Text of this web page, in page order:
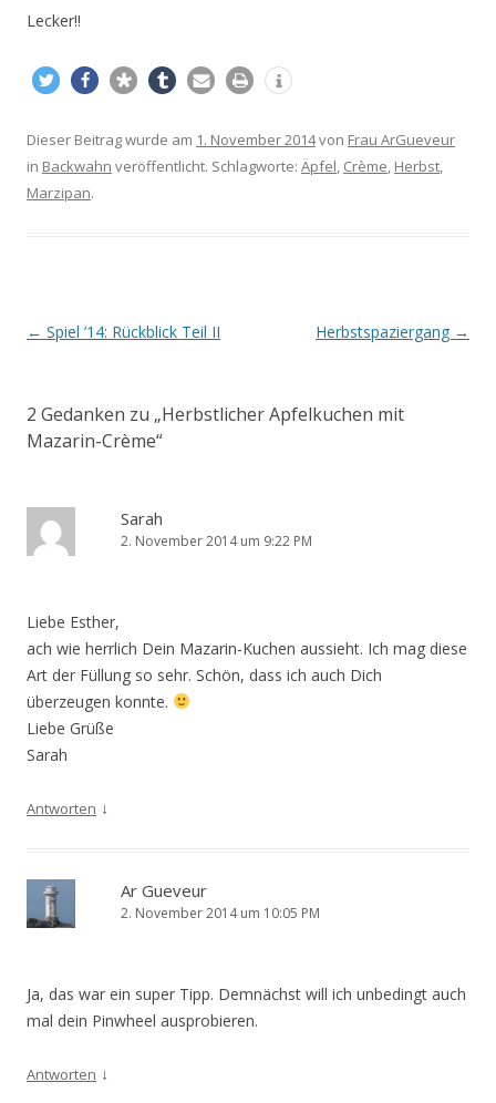
Lecker!!
Dieser Beitrag wurde am 1. November 2014von Frau ArGueveur
in Backwahn veröffentlicht. Schlagworte: Äpfel, Crème, Herbst,
Marzipan.
Beitrags-
← Spiel ’14: Rückblick Teil II Herbstspaziergang →
2 Gedanken zu „Herbstlicher Apfelkuchen mit
Mazarin-Crème“
Sarah
2. November 2014 um 9:22 PM
Liebe Esther,
ach wie herrlich Dein Mazarin-Kuchen aussieht. Ich mag diese
Art der Füllung so sehr. Schön, dass ich auch Dich
überzeugen konnte.
Liebe Grüße
Sarah
Antworten ↓
Ar Gueveur
2. November 2014 um 10:05 PM
Ja, das war ein super Tipp. Demnächst will ich unbedingt auch
mal dein Pinwheel ausprobieren.
Antworten ↓